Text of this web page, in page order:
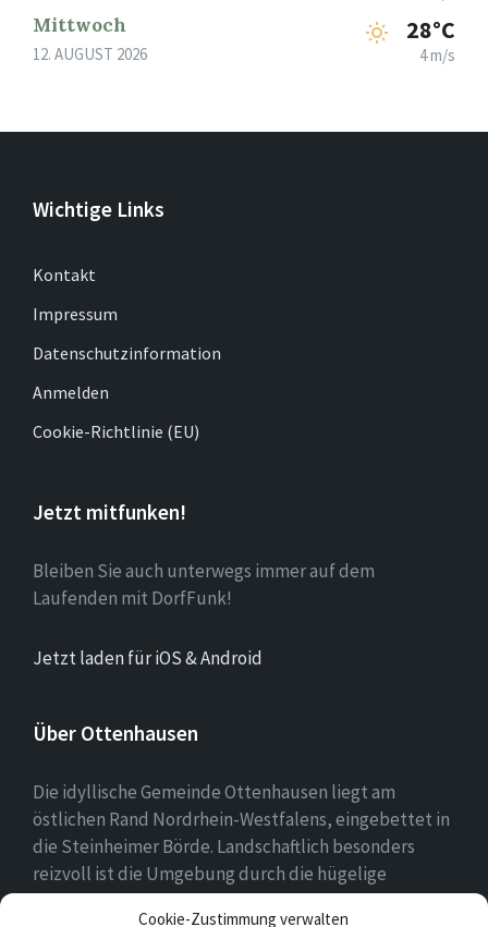
Cookie-Zustimmung verwalten
Mittwoch
12. AUGUST 2026
28°C
4 m/s
Wichtige Links
Kontakt
Impressum
Datenschutzinformation
Anmelden
Cookie-Richtlinie (EU)
Jetzt mitfunken!
Bleiben Sie auch unterwegs immer auf dem
Laufenden mit DorfFunk!
Jetzt laden für iOS & Android
Über Ottenhausen
Die idyllische Gemeinde Ottenhausen liegt am
östlichen Rand Nordrhein-Westfalens, eingebettet in
die Steinheimer Börde. Landschaftlich besonders
reizvoll ist die Umgebung durch die hügelige
Landschaft des naheliegenden Eggegebirges als